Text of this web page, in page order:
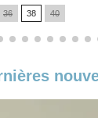
36 38 40